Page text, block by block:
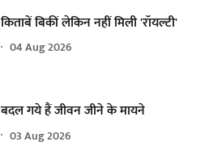
किताबें बिकीं लेकिन नहीं मिली 'रॉयल्टी'
04 Aug 2026
बदल गये हैं जीवन जीने के मायने
03 Aug 2026